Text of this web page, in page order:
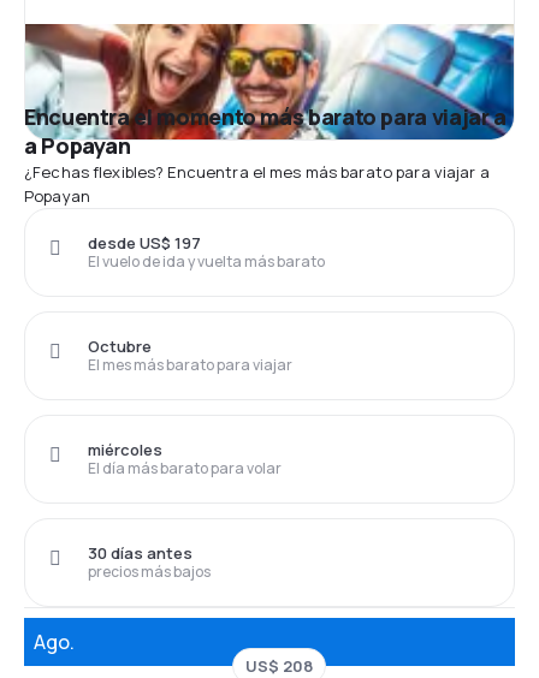
Encuentra el momento más barato para viajar a
a Popayan
¿Fechas flexibles? Encuentra el mes más barato para viajar a
Popayan
El vuelo de ida y vuelta más barato
desde US$ 197
El mes más barato para viajar
Octubre
El día más barato para volar
miércoles
precios más bajos
30 días antes
Ago.
US$ 208